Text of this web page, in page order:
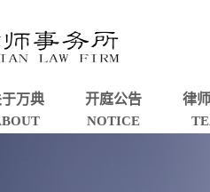
万典 开庭公告
NOTICE
律